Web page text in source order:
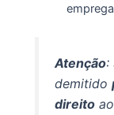
Atenção:
demitido
direito